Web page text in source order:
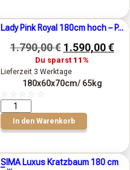
Lady Pink Royal 180cm hoch – P...
1.790,00€ 1.590,00€
Du sparst 11%
Lieferzeit 3 Werktage
180x60x70cm/ 65kg
☆ ☆ ☆ ☆ ☆
In den Warenkorb
SIMA Luxus Kratzbaum 180 cm
– ...